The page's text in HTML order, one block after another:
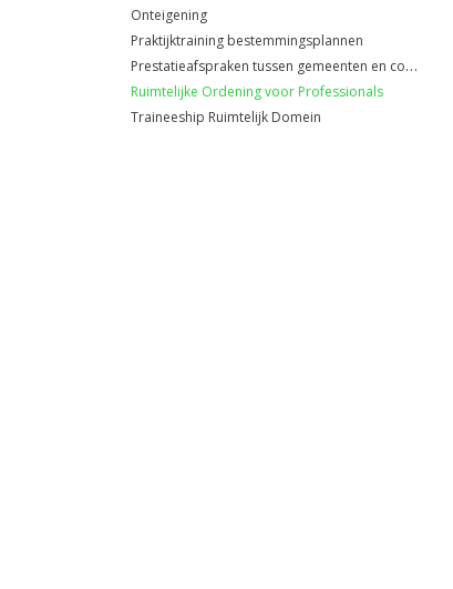
Onteigening
Praktijktraining bestemmingsplannen
Prestatieafspraken tussen gemeenten en corporaties
Ruimtelijke Ordening voor Professionals
Traineeship Ruimtelijk Domein